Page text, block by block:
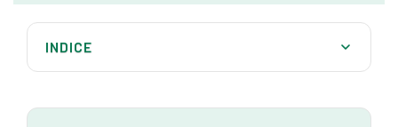
INDICE